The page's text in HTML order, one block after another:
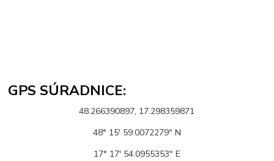
GPS SÚRADNICE:
48.266390897, 17.298359871
48° 15' 59.0072279" N
17° 17' 54.0955353" E